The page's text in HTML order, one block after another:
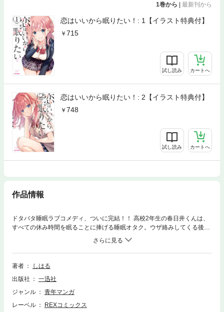
1巻から | 最新刊から
恋はいいから眠りたい！: 1【イラスト特典付】
715
試し読み カートへ
恋はいいから眠りたい！: 2【イラスト特典付】
748
試し読み カートへ
作品情報
ドタバタ睡眠ラブコメディ、ついに完結！！ 高校2年生の春日井くんは、
すべての休み時間を眠ることに捧げる睡眠オタク。ウザ絡みしてくる後
輩・七篠恋鳥の“至高のひざ枕”で眠る日々を過ごしていたが、なぜか幼馴
染の知多椿紗もひざ枕役を買って出て、二つの“枕”で板挟み状態に！ 春日
井くんの快眠ライフの行方はいかに……！？
著者
しはる
出版社
一迅社
ジャンル
青年マンガ
レーベル
REXコミックス